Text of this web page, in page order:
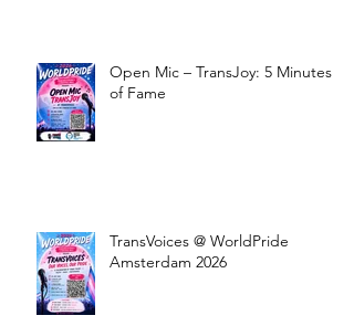
Open Mic – TransJoy: 5 Minutes
of Fame
TransVoices @ WorldPride
Amsterdam 2026